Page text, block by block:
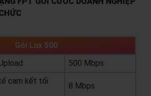
Gói Lux 500
500 Mbps
cam kết tối
8 Mbps